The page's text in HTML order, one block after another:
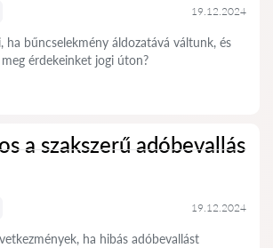
19.12.2024
ha bűncselekmény áldozatává váltunk, és
érdekeinket jogi úton?
a szakszerű adóbevallás
19.12.2024
ha hibás adóbevallást